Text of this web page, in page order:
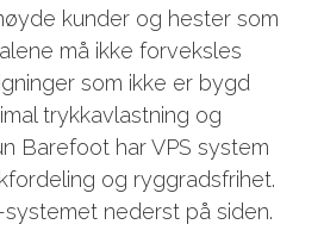
kunder og hester som
må ikke forveksles
som ikke er bygd
trykkavlastning og
Barefoot har VPS system
og ryggradsfrihet.
systemet nederst på siden.